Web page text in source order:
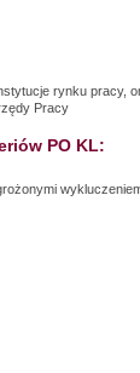
rynku pracy,
Pracy
PO KL: